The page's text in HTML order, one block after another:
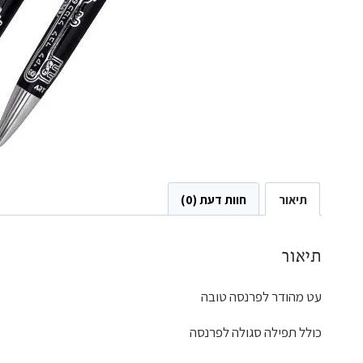
תיאור חוות דעת (0)
תיאור
עט מהודר לפרנסה טובה
כולל תפילה סגולה לפרנסה